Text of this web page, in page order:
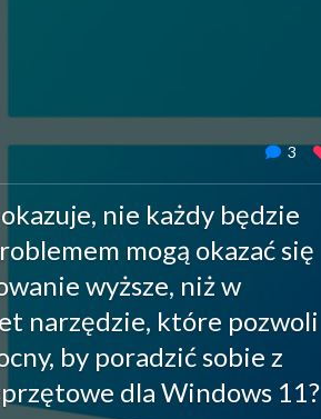
3
nie każdy będzie
mogą okazać się
wyższe, niż w
narzędzie, które pozwoli
by poradzić sobie z
dla Windows 11?